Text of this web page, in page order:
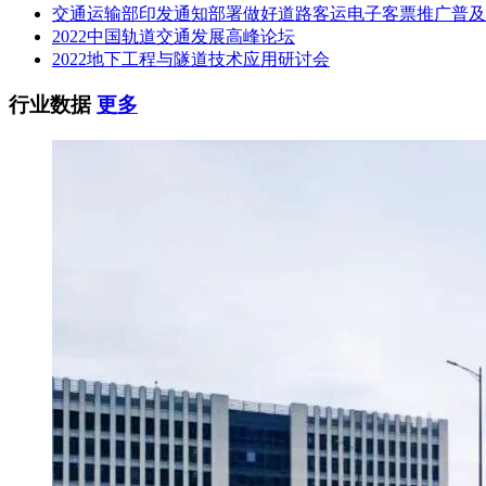
交通运输部印发通知部署做好道路客运电子客票推广普
2022中国轨道交通发展高峰论坛
2022地下工程与隧道技术应用研讨会
行业数据更多